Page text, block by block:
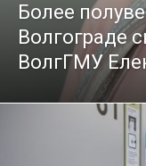
Более
Волгограде
ВолгГМУ